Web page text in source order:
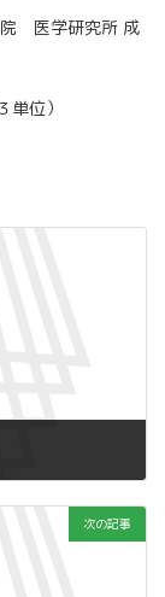
医学研究所 成
位）
次の記事